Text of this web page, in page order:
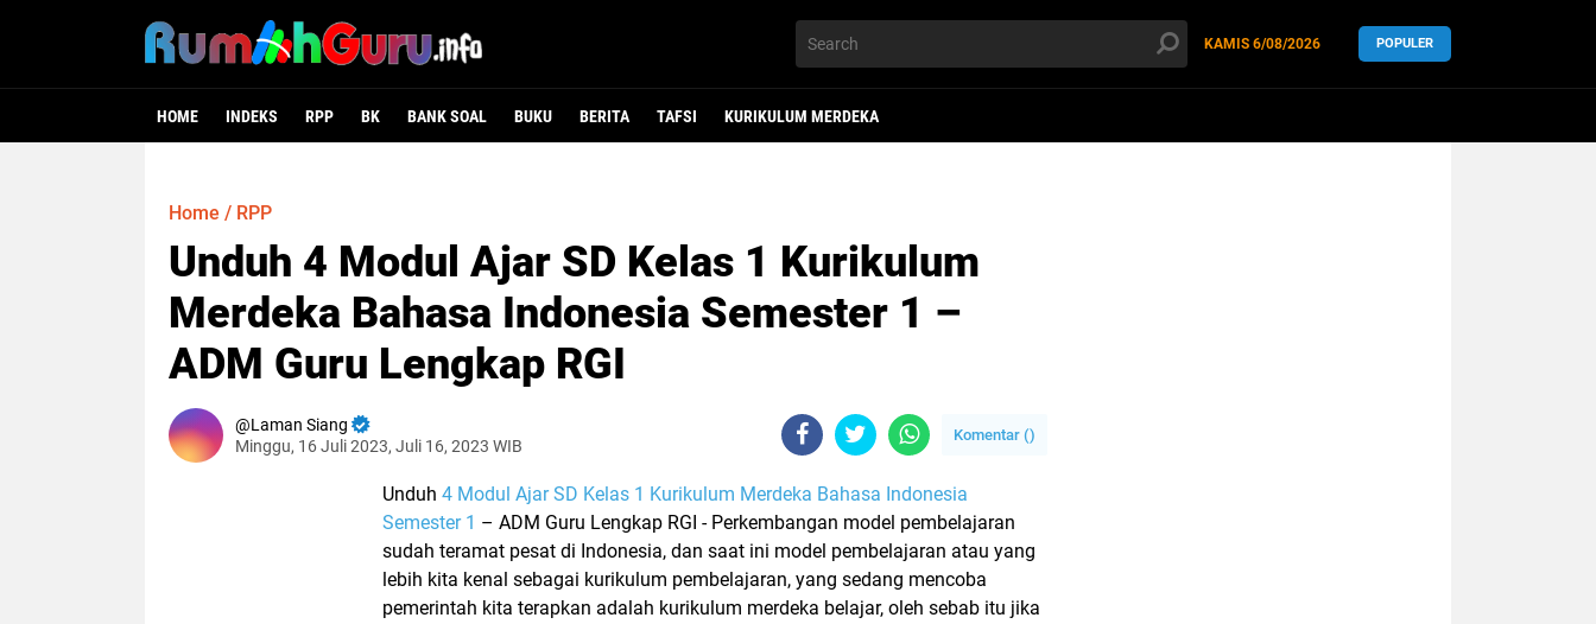
KAMIS 6/08/2026 POPULER
HOME INDEKS RPP BK BANK SOAL BUKU BERITA TAFSI KURIKULUM MERDEKA
Home / RPP
Unduh 4 Modul Ajar SD Kelas 1 Kurikulum
Merdeka Bahasa Indonesia Semester 1 –
ADM Guru Lengkap RGI
Laman Siang
Minggu, 16 Juli 2023, Juli 16, 2023 WIB
Komentar ()
Unduh 4 Modul Ajar SD Kelas 1 Kurikulum Merdeka Bahasa Indonesia
Semester 1 – ADM Guru Lengkap RGI - Perkembangan model pembelajaran
sudah teramat pesat di Indonesia, dan saat ini model pembelajaran atau yang
lebih kita kenal sebagai kurikulum pembelajaran, yang sedang mencoba
pemerintah kita terapkan adalah kurikulum merdeka belajar, oleh sebab itu jika